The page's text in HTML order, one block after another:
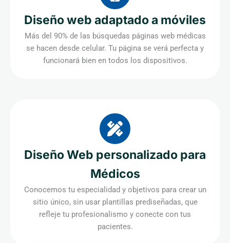
Diseño web adaptado a móviles
Más del 90% de las búsquedas páginas web médicas
se hacen desde celular. Tu página se verá perfecta y
funcionará bien en todos los dispositivos.
Diseño Web personalizado para
Médicos
Conocemos tu especialidad y objetivos para crear un
sitio único, sin usar plantillas prediseñadas, que
refleje tu profesionalismo y conecte con tus
pacientes.